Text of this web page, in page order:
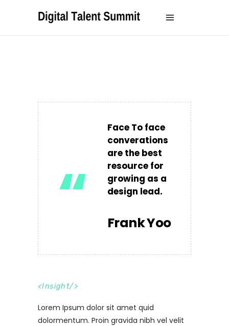
“
Face To face
converations
are the best
resource for
growing as a
design lead.
Frank Yoo
<Insight/>
Lorem Ipsum dolor sit amet quid
dolormentum. Proin gravida nibh vel velit